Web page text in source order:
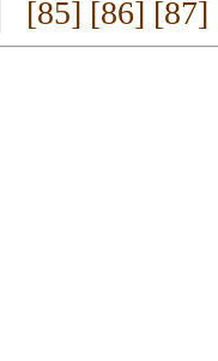
[85] [86] [87]